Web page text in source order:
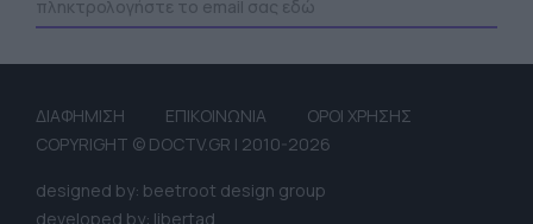
ΔΙΑΦΗΜΙΣΗ ΕΠΙΚΟΙΝΩΝΙΑ
ΟΡΟΙ ΧΡΗΣΗΣ
COPYRIGHT © DOCTV.GR | 2010-2026
designed by: beetroot design group
developed by: libertad